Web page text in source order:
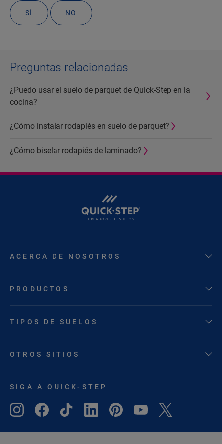
SÍ NO
Preguntas relacionadas
¿Puedo usar el suelo de parquet de Quick-Step en la
cocina?
¿Cómo instalar rodapiés en suelo de parquet?
¿Cómo biselar rodapiés de laminado?
ACERCA DE NOSOTROS
PRODUCTOS
TIPOS DE SUELOS
OTROS SITIOS
SIGA A QUICK-STEP